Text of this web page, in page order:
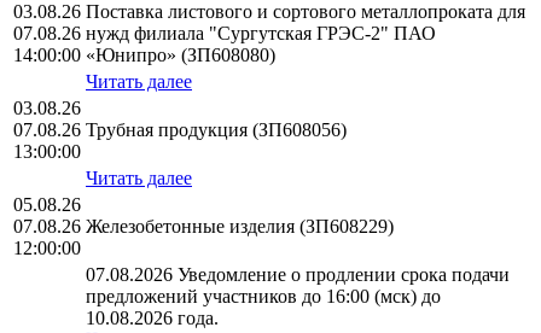
03.08.26
07.08.26
14:00:00
Поставка листового и сортового металлопроката для
нужд филиала "Сургутская ГРЭС-2" ПАО
«Юнипро» (ЗП608080)
Читать далее
03.08.26
07.08.26
13:00:00
Трубная продукция (ЗП608056)
Читать далее
05.08.26
07.08.26
12:00:00
Железобетонные изделия (ЗП608229)
07.08.2026 Уведомление о продлении срока подачи
предложений участников до 16:00 (мск) до
10.08.2026 года.